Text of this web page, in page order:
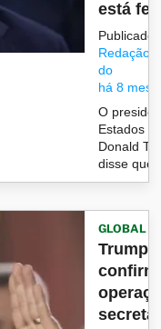
está
Publicado
Redação/
do
há 8
O
Estados
Donald
disse que
GLOBAL
Trump